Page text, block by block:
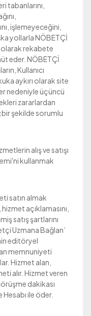
tabanlarını,
işlemeyeceğini,
yollarla NÖBETÇİ
olarak rekabete
eder. NÖBETÇİ
Kullanıcı
aykırı olarak site
nedeniyle üçüncü
zararlardan
şekilde sorumlu
alış ve satışı
kullanmak
satın almak
açıklamasını,
satış şartlarını
Uzmana Bağlan’
editöryel
memnuniyeti
Hizmet alan,
alır. Hizmet veren
dakikası
ile öder.